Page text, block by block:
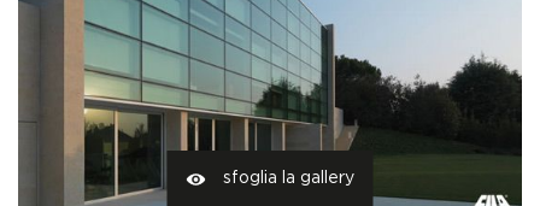
sfoglia la gallery